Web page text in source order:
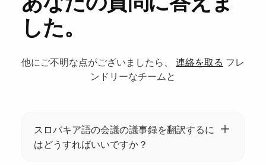
あなたの質問に答えま
した。
他にご不明な点がございましたら、 連絡を取る フレ
ンドリーなチームと
スロバキア語の会議の議事録を翻訳するに
はどうすればいいですか？